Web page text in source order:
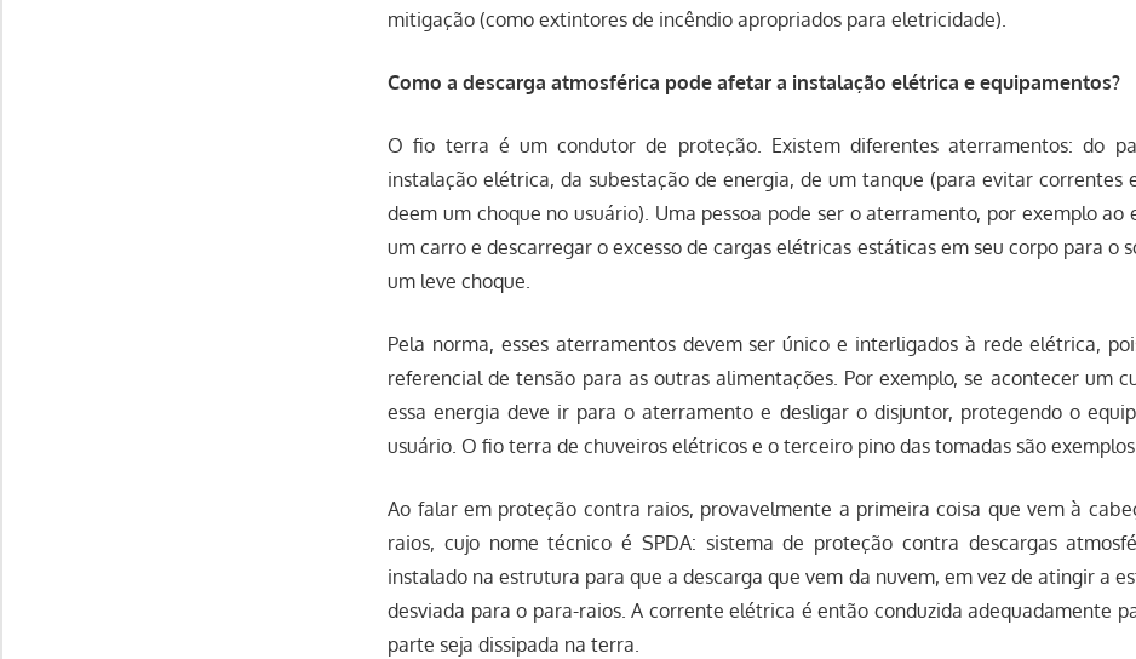
mitigação (como extintores de incêndio apropriados para eletricidade).
Como a descarga atmosférica pode afetar a instalação elétrica e equipamentos?
O fio terra é um condutor de proteção. Existem diferentes aterramentos: do
instalação elétrica, da subestação de energia, de um tanque (para evitar correntes
deem um choque no usuário). Uma pessoa pode ser o aterramento, por exemplo ao
um carro e descarregar o excesso de cargas elétricas estáticas em seu corpo para o
um leve choque.
Pela norma, esses aterramentos devem ser único e interligados à rede elétrica,
referencial de tensão para as outras alimentações. Por exemplo, se acontecer um
essa energia deve ir para o aterramento e desligar o disjuntor, protegendo o
usuário. O fio terra de chuveiros elétricos e o terceiro pino das tomadas são exemplos
Ao falar em proteção contra raios, provavelmente a primeira coisa que vem à
raios, cujo nome técnico é SPDA: sistema de proteção contra descargas
instalado na estrutura para que a descarga que vem da nuvem, em vez de atingir a
desviada para o para-raios. A corrente elétrica é então conduzida adequadamente
parte seja dissipada na terra.